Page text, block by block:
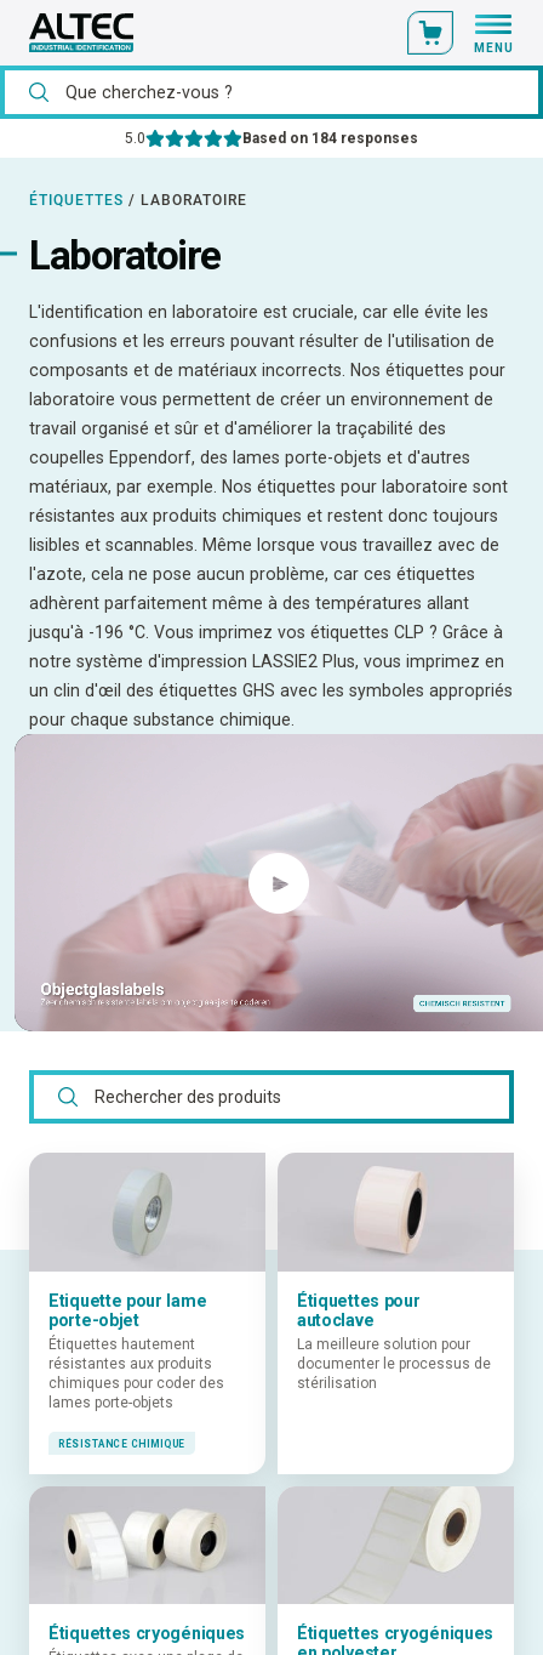
MENU
5.0 Based on 184 responses
ÉTIQUETTES / LABORATOIRE
Laboratoire
L'identification en laboratoire est cruciale, car elle évite les
confusions et les erreurs pouvant résulter de l'utilisation de
composants et de matériaux incorrects. Nos étiquettes pour
laboratoire vous permettent de créer un environnement de
travail organisé et sûr et d'améliorer la traçabilité des
coupelles Eppendorf, des lames porte-objets et d'autres
matériaux, par exemple. Nos étiquettes pour laboratoire sont
résistantes aux produits chimiques et restent donc toujours
lisibles et scannables. Même lorsque vous travaillez avec de
l'azote, cela ne pose aucun problème, car ces étiquettes
adhèrent parfaitement même à des températures allant
jusqu'à -196 °C. Vous imprimez vos étiquettes CLP ? Grâce à
notre système d'impression LASSIE2 Plus, vous imprimez en
un clin d'œil des étiquettes GHS avec les symboles appropriés
pour chaque substance chimique.
Etiquette pour lame
porte-objet
Étiquettes hautement
résistantes aux produits
chimiques pour coder des
lames porte-objets
RÉSISTANCE CHIMIQUE
Étiquettes pour
autoclave
La meilleure solution pour
documenter le processus de
stérilisation
Étiquettes cryogéniques
Étiquettes cryogéniques